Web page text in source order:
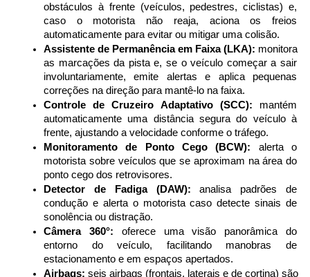
obstáculos à frente (veículos, pedestres, ciclistas) e,
caso o motorista não reaja, aciona os freios
automaticamente para evitar ou mitigar uma colisão.
Assistente de Permanência em Faixa (LKA): monitora
as marcações da pista e, se o veículo começar a sair
involuntariamente, emite alertas e aplica pequenas
correções na direção para mantê-lo na faixa.
Controle de Cruzeiro Adaptativo (SCC): mantém
automaticamente uma distância segura do veículo à
frente, ajustando a velocidade conforme o tráfego.
Monitoramento de Ponto Cego (BCW): alerta o
motorista sobre veículos que se aproximam na área do
ponto cego dos retrovisores.
Detector de Fadiga (DAW): analisa padrões de
condução e alerta o motorista caso detecte sinais de
sonolência ou distração.
Câmera 360°: oferece uma visão panorâmica do
entorno do veículo, facilitando manobras de
estacionamento e em espaços apertados.
Airbags: seis airbags (frontais, laterais e de cortina) são